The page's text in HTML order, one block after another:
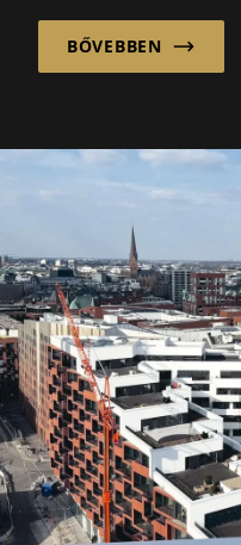
életviteli tervek
BŐVEBBEN